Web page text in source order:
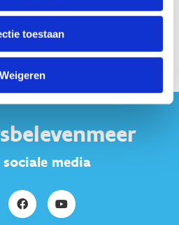
toestaan
Weigeren
media